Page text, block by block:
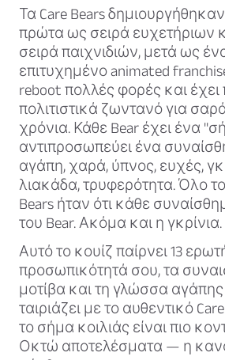
Τα Care Bears
πρώτα ως σειρά ευχετήριων
σειρά παιχνιδιών, μετά ως
επιτυχημένο animated
reboot πολλές φορές και έχει
πολιτιστικά ζωντανό για
χρόνια. Κάθε Bear έχει ένα
αντιπροσωπεύει ένα
αγάπη, χαρά, ύπνος, ευχές,
λιακάδα, τρυφερότητα. Όλο
Bears ήταν ότι κάθε
του Bear. Ακόμα και η γκρίνια.
Αυτό το κουίζ παίρνει 13
προσωπικότητά σου, τα
μοτίβα και τη γλώσσα
ταιριάζει με το αυθεντικό
το σήμα κοιλιάς είναι πιο
Οκτώ αποτελέσματα — η